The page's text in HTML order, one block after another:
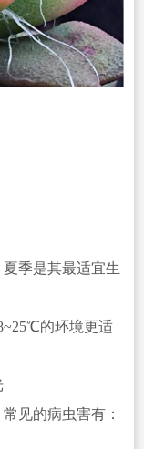
季是其最适宜生
的环境更适
见的病虫害有：